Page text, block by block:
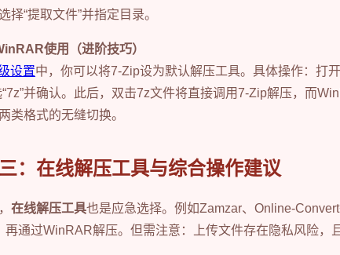
择“提取文件”并指定目录。
使用（进阶技巧）
设置中，你可以将7-Zip设为默认解压工具。具体操作：打
“7z”并确认。此后，双击7z文件将直接调用7-Zip解压，而
类格式的无缝切换。
：在线解压工具与综合操作建议
在线解压工具也是应急选择。例如Zamzar、Online-
再通过WinRAR解压。但需注意：上传文件存在隐私风险，